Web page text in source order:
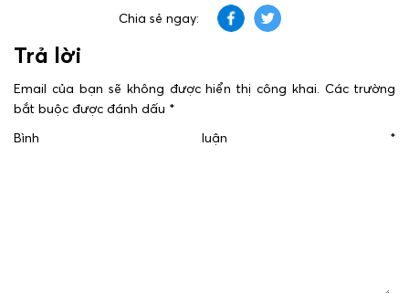
Chia sẻ ngay:
Trả lời
Email của bạn sẽ không được hiển thị công khai. Các trường
bắt buộc được đánh dấu *
Bình luận *